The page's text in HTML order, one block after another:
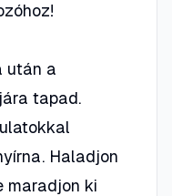
után a
tapad.
Haladjon
maradjon ki